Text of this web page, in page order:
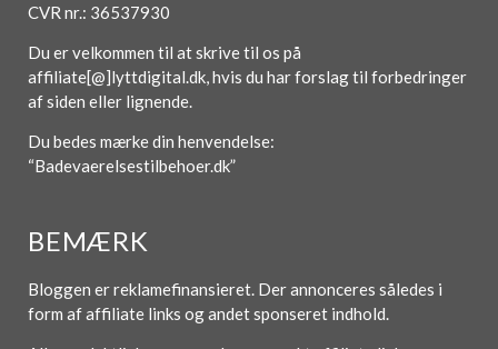
CVR nr.: 36537930
Du er velkommen til at skrive til os på
affiliate[@]lyttdigital.dk, hvis du har forslag til forbedringer
af siden eller lignende.
Du bedes mærke din henvendelse:
“Badevaerelsestilbehoer.dk”
BEMÆRK
Bloggen er reklamefinansieret. Der annonceres således i
form af affiliate links og andet sponseret indhold.